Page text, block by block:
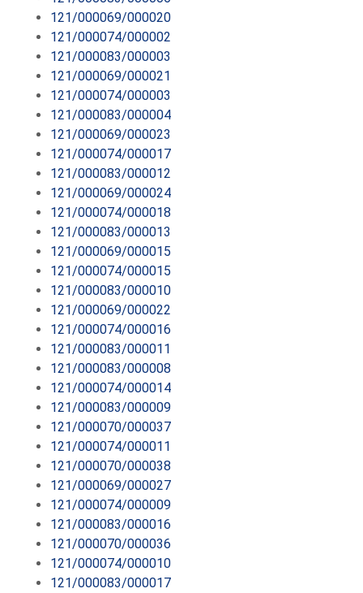
121/000069/000020
121/000074/000002
121/000083/000003
121/000069/000021
121/000074/000003
121/000083/000004
121/000069/000023
121/000074/000017
121/000083/000012
121/000069/000024
121/000074/000018
121/000083/000013
121/000069/000015
121/000074/000015
121/000083/000010
121/000069/000022
121/000074/000016
121/000083/000011
121/000083/000008
121/000074/000014
121/000083/000009
121/000070/000037
121/000074/000011
121/000070/000038
121/000069/000027
121/000074/000009
121/000083/000016
121/000070/000036
121/000074/000010
121/000083/000017